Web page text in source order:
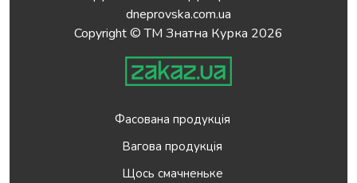
dneprovska.com.ua
Copyright © ТМ Знатна Курка 2026
Фасована продукція
Вагова продукція
Щось смачненьке